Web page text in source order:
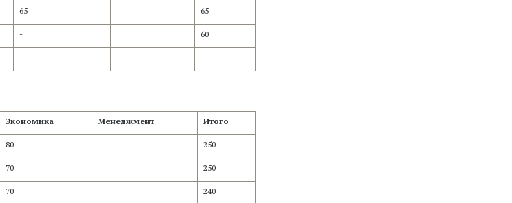
65 65
- 60
-
Экономика Менеджмент Итого
80 250
70 250
70 240